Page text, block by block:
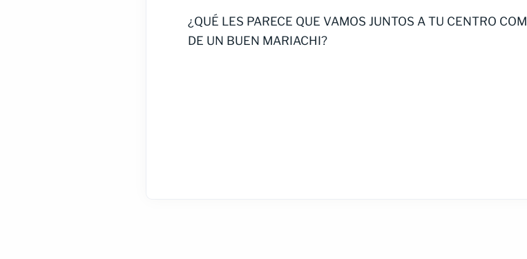
¿QUÉ LES PARECE QUE VAMOS JUNTOS A TU CENTRO
DE UN BUEN MARIACHI?